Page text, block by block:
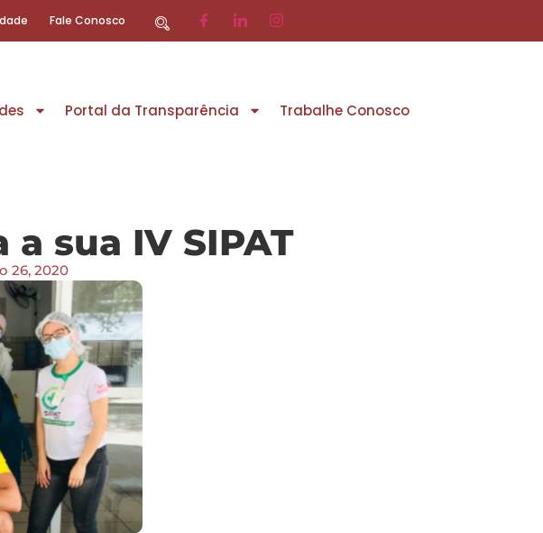
Fale Conosco
Portal da Transparência Trabalhe Conosco
sua IV SIPAT
26, 2020